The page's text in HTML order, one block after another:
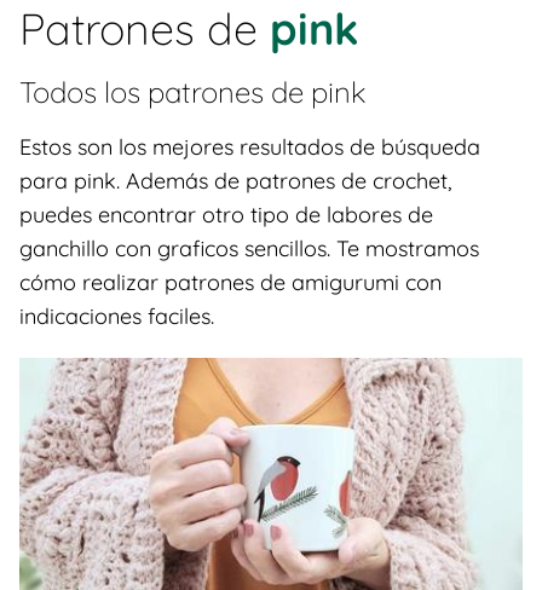
Patrones de pink
Todos los patrones de pink
Estos son los mejores resultados de búsqueda
para pink. Además de patrones de crochet,
puedes encontrar otro tipo de labores de
ganchillo con graficos sencillos. Te mostramos
cómo realizar patrones de amigurumi con
indicaciones faciles.